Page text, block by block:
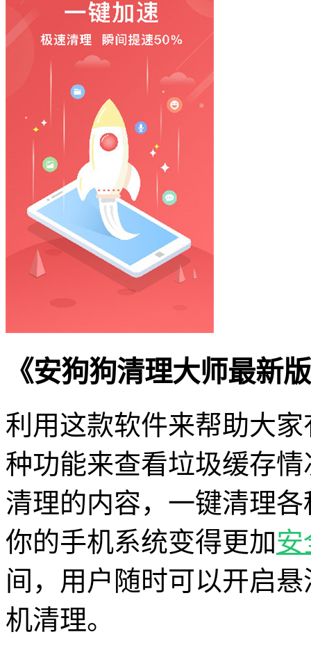
《安狗狗清理大师最新
利用这款软件来帮助大
种功能来查看垃圾缓存
清理的内容，一键清理
你的手机系统变得更加安
间，用户随时可以开启
机清理。